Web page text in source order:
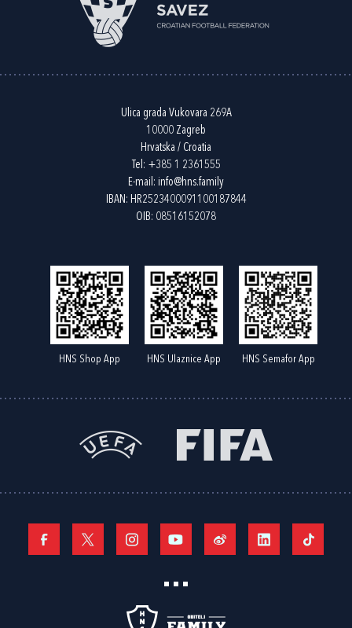
Ulica grada Vukovara 269A
10000 Zagreb
Hrvatska / Croatia
Tel: +385 1 2361555
E-mail: info@hns.family
IBAN: HR2523400091100187844
OIB: 08516152078
HNS Shop App HNS Ulaznice App HNS Semafor App